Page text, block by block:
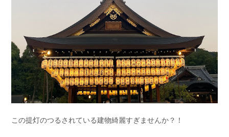
この提灯のつるされている建物綺麗すぎませんか？！